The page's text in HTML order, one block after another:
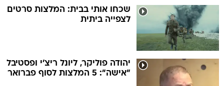
שכחו אותי בבית: המלצות סרטים
לצפייה ביתית
יהודה פוליקר, ליונל ריצ'י ופסטיבל
"אישה": 5 המלצות לסוף פברואר